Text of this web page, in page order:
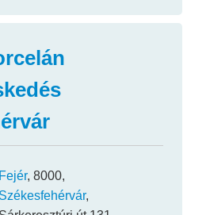
Fejér, 8000,
Székesfehérvár,